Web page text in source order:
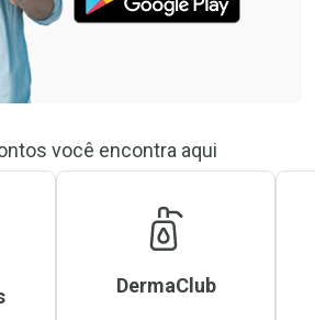
você encontra aqui
DermaClub